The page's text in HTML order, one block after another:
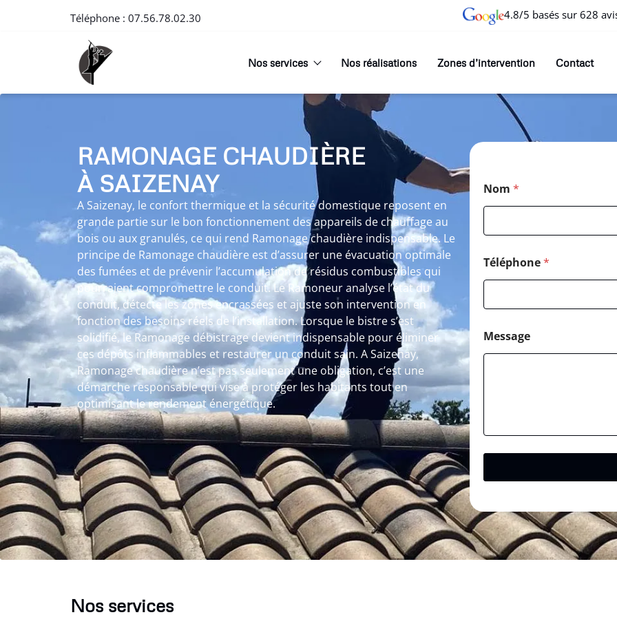
Téléphone : 07.56.78.02.30 4.8/5 basés sur 628
Nos services Nos réalisations Zones d’intervention Contact
RAMONAGE CHAUDIÈRE
À SAIZENAY
A Saizenay, le confort thermique et la sécurité domestique reposent en
grande partie sur le bon fonctionnement des appareils de chauffage au
bois ou aux granulés, ce qui rend Ramonage chaudière indispensable. Le
principe de Ramonage chaudière est d’assurer une évacuation optimale
des fumées et de prévenir l’accumulation de résidus combustibles qui
pourraient compromettre le conduit. Le Ramoneur analyse l’état du
conduit, détecte les zones encrassées et ajuste son intervention en
fonction des besoins réels de l’installation. Lorsque le bistre s’est
solidifié, le Ramonage débistrage devient indispensable pour éliminer
ces dépôts inflammables et restaurer un conduit sain. A Saizenay,
Ramonage chaudière n’est pas seulement une obligation, c’est une
démarche responsable qui vise à protéger les habitants tout en
optimisant le rendement énergétique.
Nom *
Téléphone*
Message
Nos services